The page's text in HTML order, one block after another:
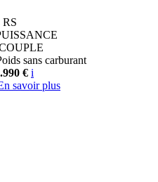
sans carburant
€ i
savoir plus